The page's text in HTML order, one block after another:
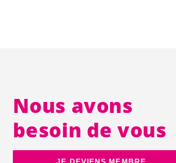
Nous avons
besoin de vous